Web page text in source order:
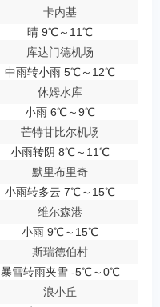
卡内基
晴 9℃～11℃
库达门德机场
中雨转小雨 5℃～12℃
休姆水库
小雨 6℃～9℃
芒特甘比尔机场
小雨转阴 8℃～11℃
默里布里奇
小雨转多云 7℃～15℃
维尔森港
小雨 9℃～15℃
斯瑞德伯村
暴雪转雨夹雪 -5℃～0℃
浪小丘